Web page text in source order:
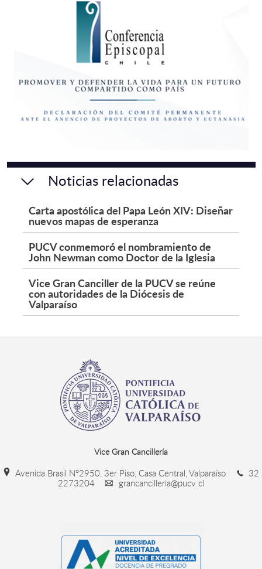
Noticias relacionadas
Carta apostólica del Papa León XIV: Diseñar
nuevos mapas de esperanza
PUCV conmemoró el nombramiento de
John Newman como Doctor de la Iglesia
Vice Gran Canciller de la PUCV se reúne
con autoridades de la Diócesis de
Valparaíso
Vice Gran Cancillería
Avenida Brasil N°2950, 3er Piso, Casa Central, Valparaíso
32
2273204
grancancilleria@pucv.cl